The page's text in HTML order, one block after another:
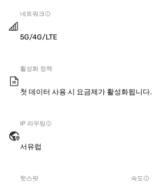
네트워크
5G/4G/LTE
활성화 정책
첫 데이터 사용 시 요금제가 활성화됩니다.
IP 라우팅
서유럽
핫스팟 속도